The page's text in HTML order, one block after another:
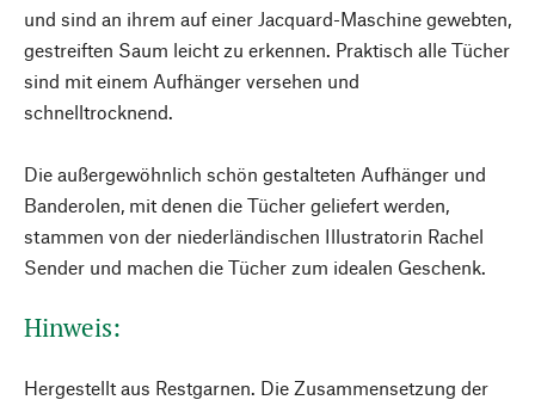
und sind an ihrem auf einer Jacquard-Maschine gewebten,
gestreiften Saum leicht zu erkennen. Praktisch alle Tücher
sind mit einem Aufhänger versehen und
schnelltrocknend.
Die außergewöhnlich schön gestalteten Aufhänger und
Banderolen, mit denen die Tücher geliefert werden,
stammen von der niederländischen Illustratorin Rachel
Sender und machen die Tücher zum idealen Geschenk.
Hinweis:
Hergestellt aus Restgarnen. Die Zusammensetzung der